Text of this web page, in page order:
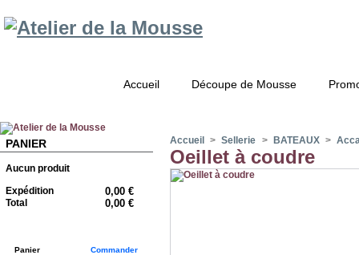
Accueil Découpe de Mousse
PANIER
Aucun produit
Expédition
0,00 €
Total 0,00 €
Panier Commander
Accueil > Sellerie > BATEAUX >
Oeillet à coudre